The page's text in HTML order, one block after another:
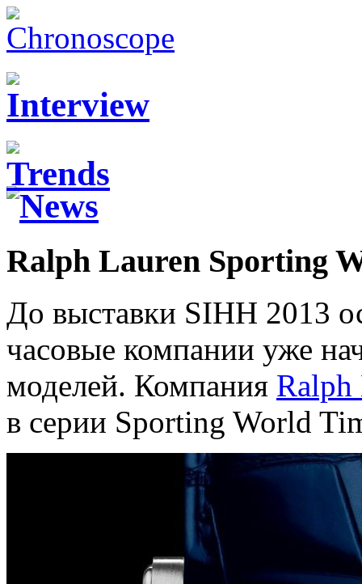
Ralph Lauren Sporting
До выставки SIHH 2013
часовые компании уже
моделей. Компания Ralph
в серии Sporting World